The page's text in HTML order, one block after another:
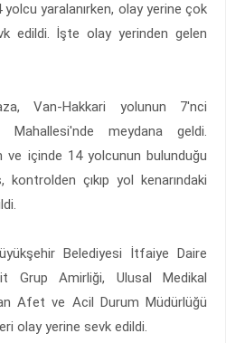
yaralanırken, olay yerine çok
edildi. İşte olay yerinden gelen
Van-Hakkari yolunun 7'nci
Mahallesi'nde meydana geldi.
ve içinde 14 yolcunun bulunduğu
çıkıp yol kenarındaki
Belediyesi İtfaiye Daire
Grup Amirliği, Ulusal Medikal
Afet ve Acil Durum Müdürlüğü
olay yerine sevk edildi.